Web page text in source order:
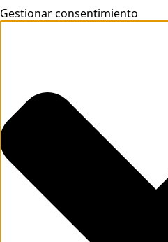
Gestionar consentimiento